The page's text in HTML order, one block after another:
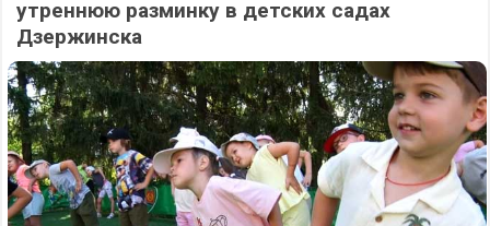
утреннюю разминку в детских садах
Дзержинска